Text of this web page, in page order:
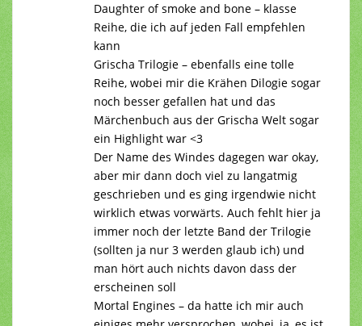
Daughter of smoke and bone – klasse
Reihe, die ich auf jeden Fall empfehlen
kann
Grischa Trilogie – ebenfalls eine tolle
Reihe, wobei mir die Krähen Dilogie sogar
noch besser gefallen hat und das
Märchenbuch aus der Grischa Welt sogar
ein Highlight war <3
Der Name des Windes dagegen war okay,
aber mir dann doch viel zu langatmig
geschrieben und es ging irgendwie nicht
wirklich etwas vorwärts. Auch fehlt hier ja
immer noch der letzte Band der Trilogie
(sollten ja nur 3 werden glaub ich) und
man hört auch nichts davon dass der
erscheinen soll
Mortal Engines – da hatte ich mir auch